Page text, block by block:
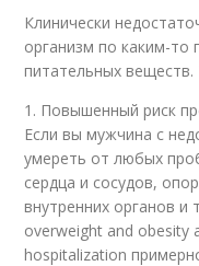
Клинически
организм по каким-то
питательных веществ.
1. Повышенный риск
Если вы мужчина с
умереть от любых
сердца и сосудов,
внутренних органов и
overweight and obesity
hospitalization